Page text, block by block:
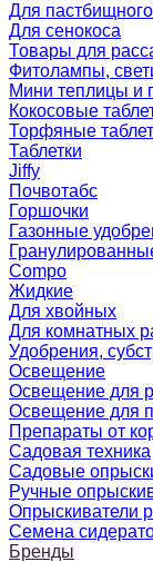
Для
Для сенокоса
Товары для
Фитолампы,
Мини теплицы и
Кокосовые
Торфяные
Таблетки
Jiffy
Почвотабс
Горшочки
Газонные
Compo
Жидкие
Для хвойных
Для комнатных
Удобрения,
Освещение
Освещение для
Освещение для
Препараты от
Садовая техника
Садовые
Ручные
Опрыскиватели
Семена
Бренды